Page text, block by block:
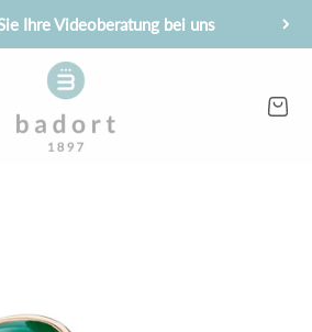
Ihre Videoberatung bei uns
Juwelier Badort